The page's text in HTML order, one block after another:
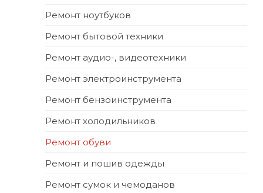
Ремонт ноутбуков
Ремонт бытовой техники
Ремонт аудио-, видеотехники
Ремонт электроинструмента
Ремонт бензоинструмента
Ремонт холодильников
Ремонт обуви
Ремонт и пошив одежды
Ремонт сумок и чемоданов